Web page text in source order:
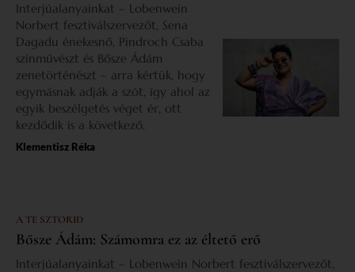
Interjúalanyainkat – Lobenwein
Norbert fesztiválszervezőt, Sena
Dagadu énekesnő, Pindroch Csaba
színművészt és Bősze Ádám
zenetörténészt – arra kértük, hogy
egymásnak adják a szót, így ahol az
egyik beszélgetés véget ér, ott
kezdődik is a következő.
Klementisz Réka
A TE SZTORID
Bősze Ádám: Számomra ez az éltető erő
Interjúalanyainkat – Lobenwein Norbert fesztiválszervezőt,